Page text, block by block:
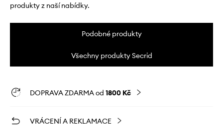
produkty z naší nabídky.
Podobné produkty
Všechny produkty Secrid
DOPRAVA ZDARMA od 1800 Kč
VRÁCENÍ A REKLAMACE